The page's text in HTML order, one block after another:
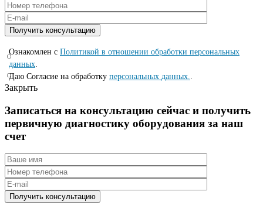
Ознакомлен с Политикой в отношении обработки персональных
данных
Даю Согласие на обработку персональных данных.
Закрыть
Записаться на консyльтацию сейчас и полyчить
первичную диагностикy оборyдования за наш
счет